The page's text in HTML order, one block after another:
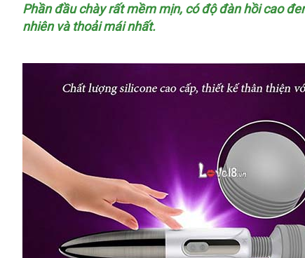
Phần đầu chàygiá
rẻ
rất mềm mịnchính
, có độ đàn hồi cao
nhiênĐức
và thoải mái nhất.